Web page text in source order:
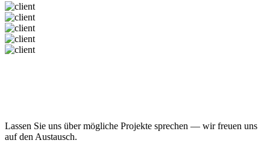
Lassen Sie uns über mögliche Projekte sprechen — wir freuen uns
auf den Austausch.